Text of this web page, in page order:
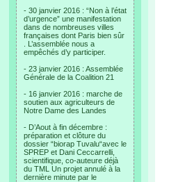
- 30 janvier 2016 : “Non à l’état
d’urgence” une manifestation
dans de nombreuses villes
françaises dont Paris bien sûr
. L’assemblée nous a
empêchés d’y participer.
- 23 janvier 2016 : Assemblée
Générale de la Coalition 21
- 16 janvier 2016 : marche de
soutien aux agriculteurs de
Notre Dame des Landes
- D’Aout à fin décembre :
préparation et clôture du
dossier “biorap Tuvalu“avec le
SPREP et Dani Ceccarrelli,
scientifique, co-auteure déjà
du TML Un projet annulé à la
dernière minute par le